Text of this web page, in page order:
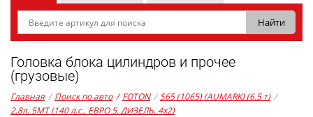
Головка блока цилиндров и прочее
(грузовые)
Главная / Поиск по авто / FOTON / S65 (1065) (AUMARK) (6.5 т) /
2,8л. 5MT (140 л.с., ЕВРО 5, ДИЗЕЛЬ, 4x2)